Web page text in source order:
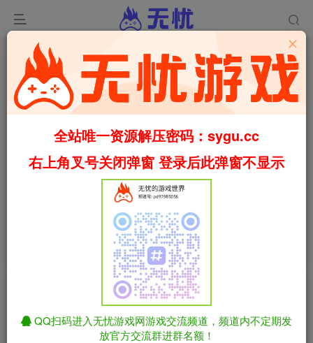
0:00/01:07 speed
金垦小镇/澳洲梦想镇/Dinkum v20260519（官
全站唯一资源解压密码：sygu.cc
右上角叉号关闭弹窗 登录后此弹窗不显示
QQ扫码进入无忧游戏网游戏交流频道，频道内不定期发
放官方交流群进群名额！